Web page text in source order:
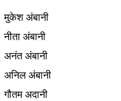
मुकेश अंबानी
नीता अंबानी
अनंत अंबानी
अनिल अंबानी
गौतम अदानी